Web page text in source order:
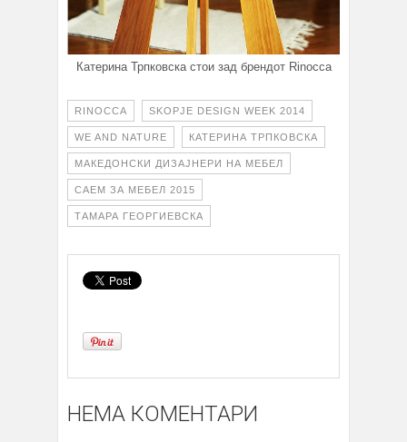
Катерина Трпковска стои зад брендот Rinocca
RINOCCA SKOPJE DESIGN WEEK 2014
WE AND NATURE КАТЕРИНА ТРПКОВСКА
МАКЕДОНСКИ ДИЗАЈНЕРИ НА МЕБЕЛ
САЕМ ЗА МЕБЕЛ 2015
ТАМАРА ГЕОРГИЕВСКА
НЕМА КОМЕНТАРИ